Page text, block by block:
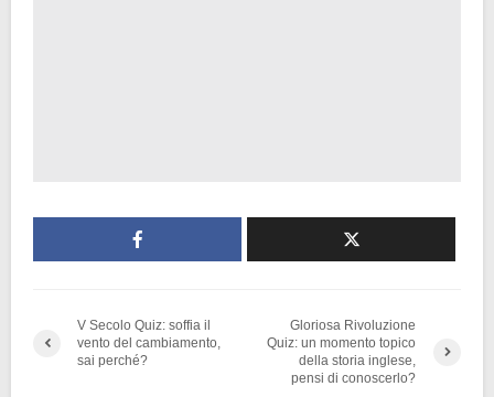
V Secolo Quiz: soffia il
vento del cambiamento,
sai perché?
Gloriosa Rivoluzione
Quiz: un momento topico
della storia inglese,
pensi di conoscerlo?